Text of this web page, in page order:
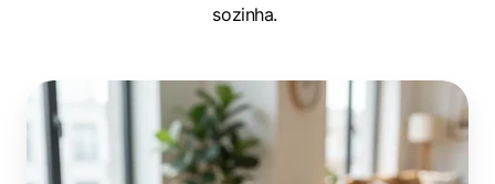
sozinha.